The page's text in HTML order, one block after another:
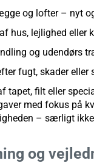
og lofter – nyt
hus, lejlighed eller
og udendørs
fugt, skader eller
tapet, filt eller
med fokus på
– særligt
og